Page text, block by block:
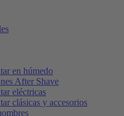
en húmedo
After Shave
eléctricas
clásicas y accesorios